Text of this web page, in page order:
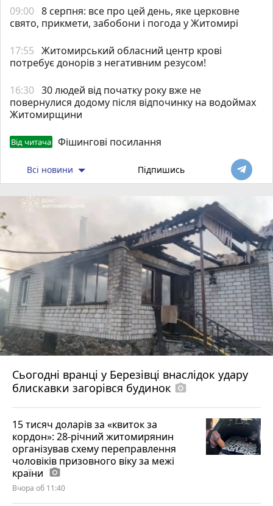
09:00 8 серпня: все про цей день, яке церковне
свято, прикмети, забобони і погода у Житомирі
17:55 Житомирський обласний центр крові
потребує донорів з негативним резусом!
16:30 30 людей від початку року вже не
повернулися додому після відпочинку на водоймах
Житомирщини
Від читача Фішингові посилання
Всі новини Підпишись
Сьогодні вранці у Березівці внаслідок удару
блискавки загорівся будинок photo_camera
15 тисяч доларів за «квиток за
кордон»: 28-річний житомирянин
організував схему переправлення
чоловіків призовного віку за межі
країни photo_camera
Вчора об 11:40